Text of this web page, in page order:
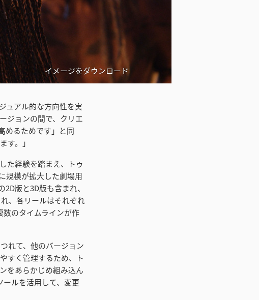
イメージをダウンロード
ュアル的な方向性を実
ジョンの間で、クリエ
めるためです」と同
す。」
た経験を踏まえ、トゥ
規模が拡大した劇場用
版と3D版も含まれ、
、各リールはそれぞれ
のタイムラインが作
れて、他のバージョン
すく管理するため、ト
をあらかじめ組み込ん
ルを活用して、変更